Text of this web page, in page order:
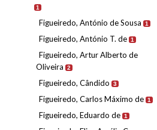
1
Figueiredo, António de Sousa 1
Figueiredo, António T. de 1
Figueiredo, Artur Alberto de
Oliveira
2
Figueiredo, Cândido 3
Figueiredo, Carlos Máximo de 1
Figueiredo, Eduardo de 1